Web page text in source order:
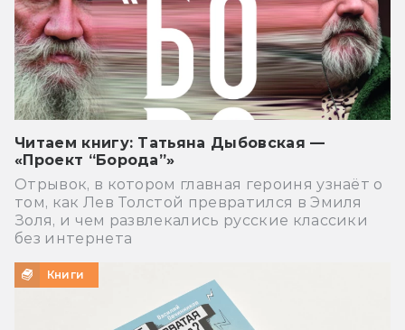
Читаем книгу: Татьяна Дыбовская —
«Проект “Борода”»
Отрывок, в котором главная героиня узнаёт о
том, как Лев Толстой превратился в Эмиля
Золя, и чем развлекались русские классики
без интернета
Книги